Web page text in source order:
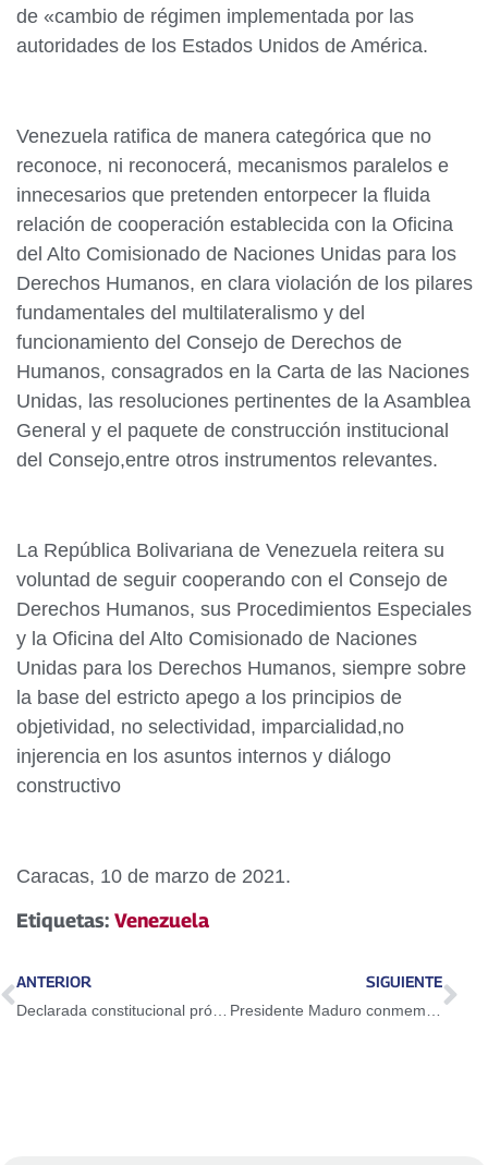
de «cambio de régimen implementada por las
autoridades de los Estados Unidos de América.
Venezuela ratifica de manera categórica que no
reconoce, ni reconocerá, mecanismos paralelos e
innecesarios que pretenden entorpecer la fluida
relación de cooperación establecida con la Oficina
del Alto Comisionado de Naciones Unidas para los
Derechos Humanos, en clara violación de los pilares
fundamentales del multilateralismo y del
funcionamiento del Consejo de Derechos de
Humanos, consagrados en la Carta de las Naciones
Unidas, las resoluciones pertinentes de la Asamblea
General y el paquete de construcción institucional
del Consejo,entre otros instrumentos relevantes.
La República Bolivariana de Venezuela reitera su
voluntad de seguir cooperando con el Consejo de
Derechos Humanos, sus Procedimientos Especiales
y la Oficina del Alto Comisionado de Naciones
Unidas para los Derechos Humanos, siempre sobre
la base del estricto apego a los principios de
objetividad, no selectividad, imparcialidad,no
injerencia en los asuntos internos y diálogo
constructivo
Caracas, 10 de marzo de 2021.
Etiquetas: Venezuela
ANTERIOR SIGUIENTE